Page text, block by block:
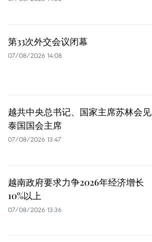
第33次外交会议闭幕
07/08/2026 14:08
越共中央总书记、国家主席苏林会见
泰国国会主席
07/08/2026 13:47
越南政府要求力争2026年经济增长
10%以上
07/08/2026 13:36